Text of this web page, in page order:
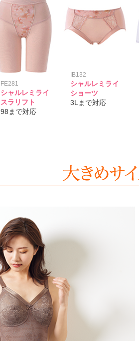
FE281
シャルレミライ
スラリフト
98まで対応
IB132
シャルレミライ
ショーツ
3Lまで対応